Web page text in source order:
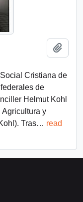
Cristiana de
de
Helmut Kohl
Agricultura y
Tras… read